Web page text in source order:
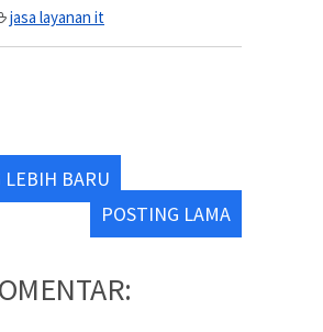
jasa layanan it
LEBIH BARU
POSTING LAMA